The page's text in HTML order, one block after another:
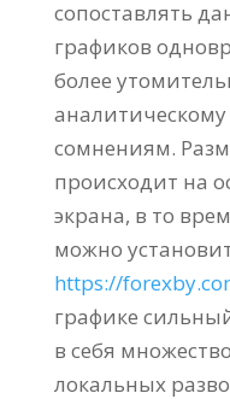
сопоставлять
графиков
более
аналитическому
сомнениям.
происходит на
экрана, в то
можно
https://
графике
в себя
локальных